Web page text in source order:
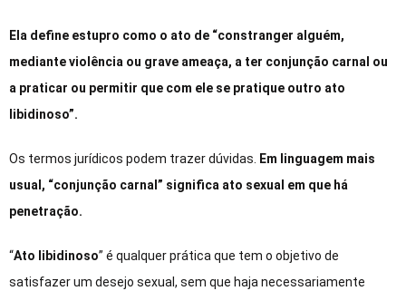
Ela define estupro como o ato de “constranger alguém,
mediante violência ou grave ameaça, a ter conjunção carnal ou
a praticar ou permitir que com ele se pratique outro ato
libidinoso”.
Os termos jurídicos podem trazer dúvidas. Em linguagem mais
usual, “conjunção carnal” significa ato sexual em que há
penetração.
“Ato libidinoso” é qualquer prática que tem o objetivo de
satisfazer um desejo sexual, sem que haja necessariamente